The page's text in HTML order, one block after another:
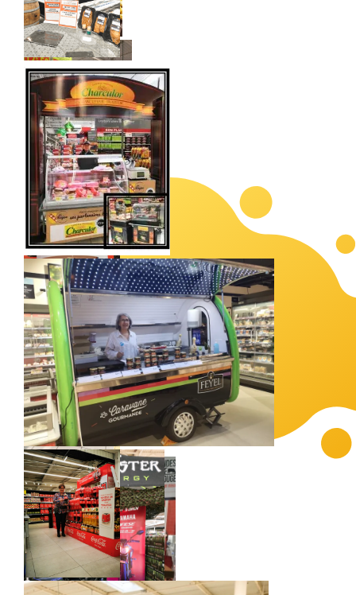
Animation
halloween
réalisation par
promouvoir
animation
commercial Mutti
réalisé par
Promouvoir